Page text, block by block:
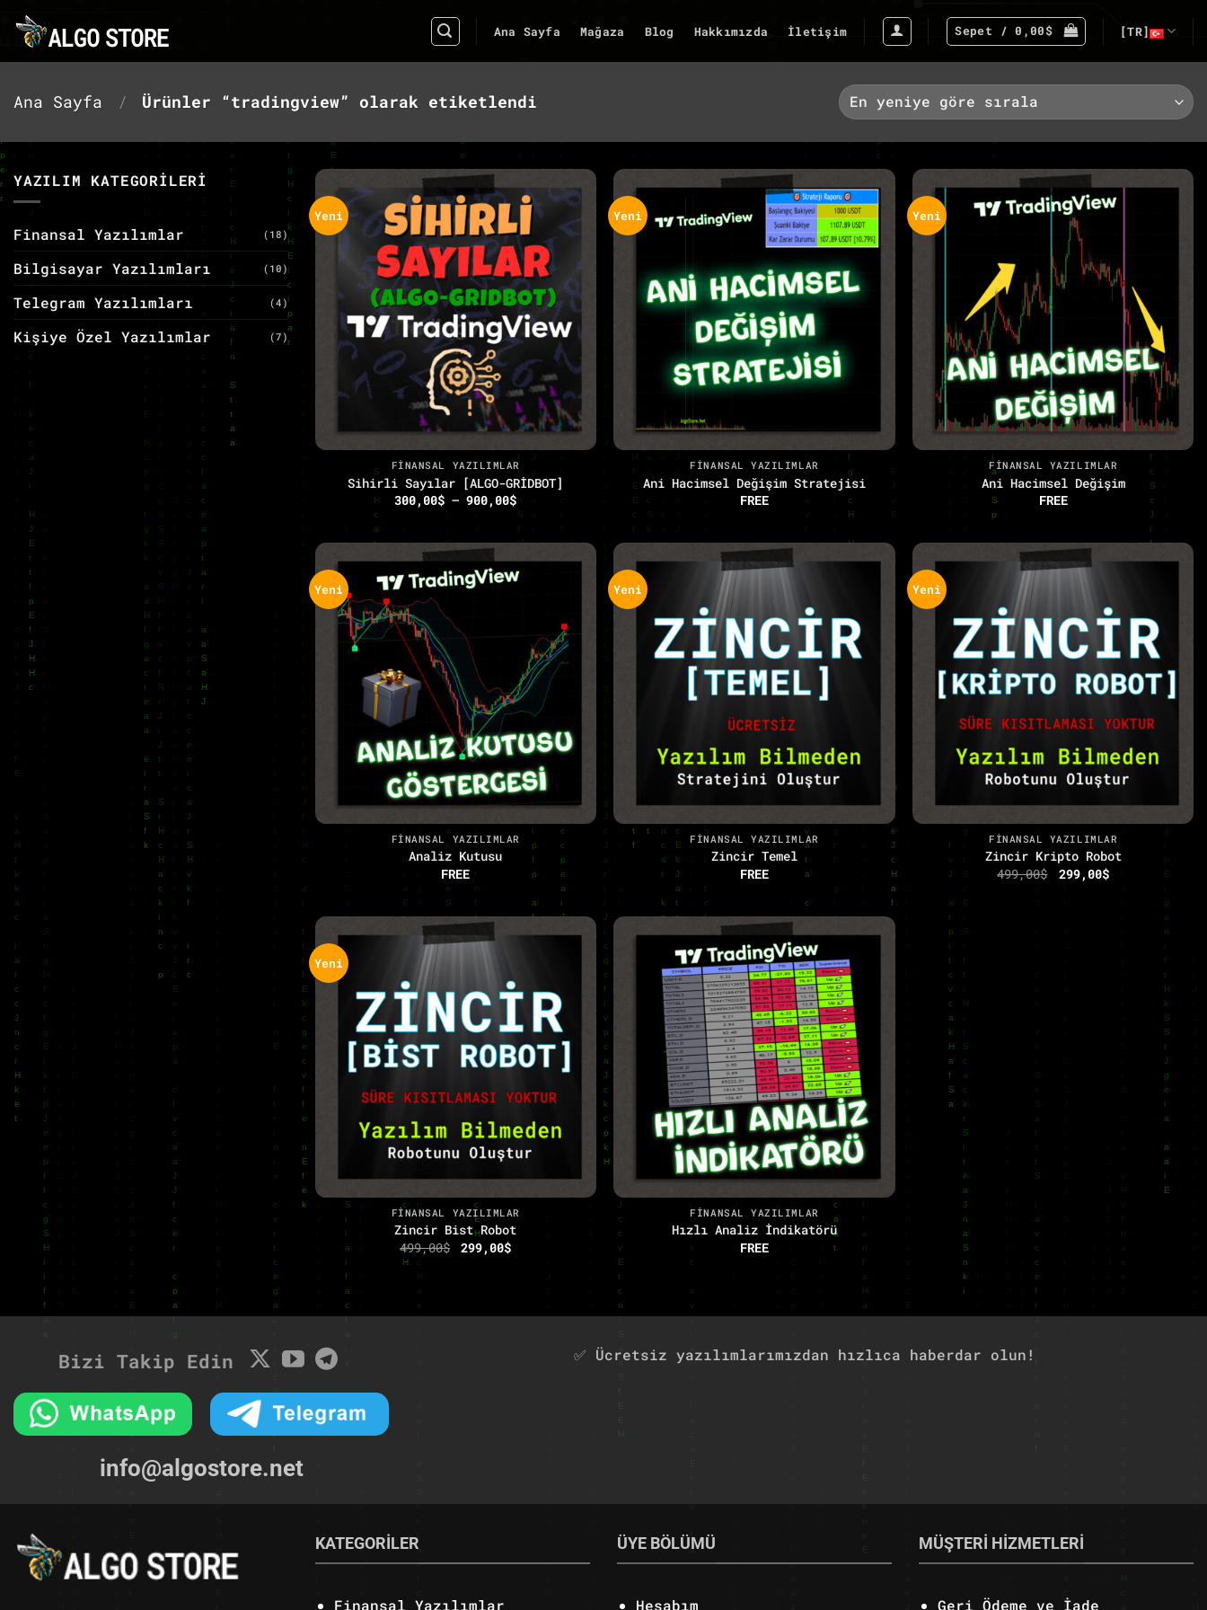
atla
Ana Sayfa Mağaza Blog Hakkımızda İletişim Sepet / 0,00$ [TR]
Ana Sayfa / Ürünler “tradingview” olarak etiketlendi
YAZILIM KATEGORİLERİ
Finansal Yazılımlar (18)
Bilgisayar Yazılımları (10)
Telegram Yazılımları (4)
Kişiye Özel Yazılımlar (7)
Yeni
+
FINANSAL YAZILIMLAR
Sihirli Sayılar [ALGO-GRİDBOT]
300,00$ –900,00$Fiyat
aralığı:
300,00$
-
Yeni
+
FINANSAL YAZILIMLAR
Ani Hacimsel Değişim Stratejisi
FREE
Yeni
+
FINANSAL YAZILIMLAR
Ani Hacimsel Değişim
FREE
Yeni
+
FINANSAL YAZILIMLAR
Analiz Kutusu
FREE
Yeni
+
FINANSAL YAZILIMLAR
Zincir Temel
FREE
Yeni
+
FINANSAL YAZILIMLAR
Zincir Kripto Robot
499,00$ Orijinal
fiyat:
299,00$Şu
299,00$.
Yeni
+
FINANSAL YAZILIMLAR
Zincir Bist Robot
499,00$ Orijinal
fiyat:
299,00$Şu
+
FINANSAL YAZILIMLAR
Hızlı Analiz İndikatörü
FREE
Bizi Takip Edin
info@algostore.net
✅ Ücretsiz yazılımlarımızdan hızlıca haberdar olun!
KATEGORİLER
Finansal Yazılımlar
ÜYE BÖLÜMÜ
Hesabım
MÜŞTERİ HİZMETLERİ
Geri Ödeme ve İade